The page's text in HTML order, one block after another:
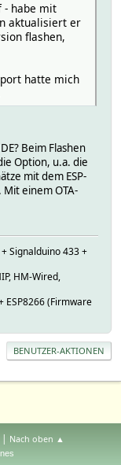
- habe mit
aktualisiert er
flashen,
hatte mich
Beim Flashen
Option, u.a. die
mit dem ESP-
einem OTA-
Signalduino 433 +
HM-Wired,
ESP8266 (Firmware
BENUTZER-AKTIONEN
| Nach oben ▲